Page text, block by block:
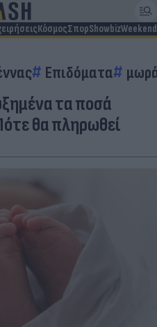
ΚόσμοςΣπορShowbizWeekend
Επιδόματα
τα ποσά
θα πληρωθεί